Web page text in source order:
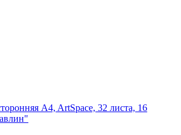
A4, ArtSpace, 32 листа, 16